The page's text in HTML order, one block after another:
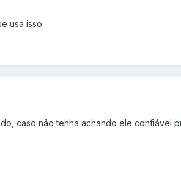
usa isso.
caso não tenha achando ele confiável